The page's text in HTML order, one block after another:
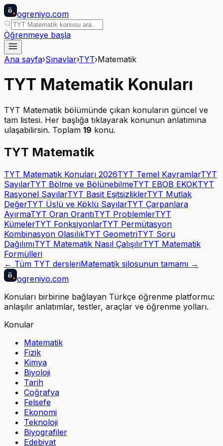
ö ogreniyo.com
Öğrenmeye başla
Ana sayfa›Sınavlar›TYT›Matematik
TYT Matematik Konuları
TYT Matematik bölümünde çıkan konuların güncel ve
tam listesi. Her başlığa tıklayarak konunun anlatımına
ulaşabilirsin. Toplam 19 konu.
TYT Matematik
TYT Matematik Konuları 2026TYT Temel KavramlarTYT
SayılarTYT Bölme ve BölünebilmeTYT EBOB EKOKTYT
Rasyonel SayılarTYT Basit EşitsizliklerTYT Mutlak
DeğerTYT Üslü ve Köklü SayılarTYT Çarpanlara
AyırmaTYT Oran OrantıTYT ProblemlerTYT
KümelerTYT FonksiyonlarTYT Permütasyon
Kombinasyon OlasılıkTYT GeometriTYT Soru
DağılımıTYT Matematik Nasıl ÇalışılırTYT Matematik
Formülleri
← Tüm TYT dersleriMatematik silosunun tamamı →
ö ogreniyo.com
Konuları birbirine bağlayan Türkçe öğrenme platformu:
anlaşılır anlatımlar, testler, araçlar ve öğrenme yolları.
Konular
Matematik
Fizik
Kimya
Biyoloji
Tarih
Coğrafya
Felsefe
Ekonomi
Teknoloji
Biyografiler
Edebiyat